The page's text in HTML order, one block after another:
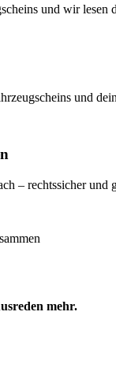
und wir lesen
und
– rechtssicher und
mehr.